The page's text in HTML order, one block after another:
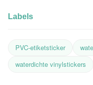
Labels
PVC-etiketsticker
waterdichte vinylstickers